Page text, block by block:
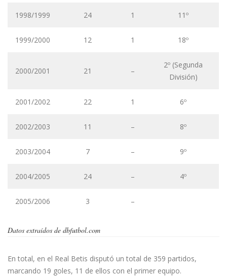
1998/1999 24 1 11º
1999/2000 12 1 18º
2000/2001 21 –
2º (Segunda
División)
2001/2002 22 1 6º
2002/2003 11 – 8º
2003/2004 7 – 9º
2004/2005 24 – 4º
2005/2006 3 –
Datos extraídos de dbfutbol.com
En total, en el Real Betis disputó un total de 359 partidos,
marcando 19 goles, 11 de ellos con el primer equipo.